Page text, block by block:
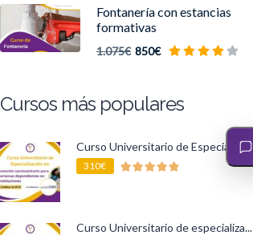
Fontanería con estancias
formativas
1.075€ 850€
Cursos más populares
Curso Universitario de Especializa...
310€
Curso Universitario de especializa...